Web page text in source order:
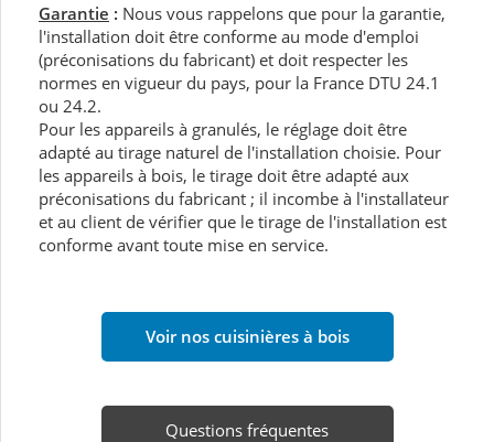
Garantie : Nous vous rappelons que pour la garantie,
l'installation doit être conforme au mode d'emploi
(préconisations du fabricant) et doit respecter les
normes en vigueur du pays, pour la France DTU 24.1
ou 24.2.
Pour les appareils à granulés, le réglage doit être
adapté au tirage naturel de l'installation choisie. Pour
les appareils à bois, le tirage doit être adapté aux
préconisations du fabricant ; il incombe à l'installateur
et au client de vérifier que le tirage de l'installation est
conforme avant toute mise en service.
Voir nos cuisinières à bois
Questions fréquentes